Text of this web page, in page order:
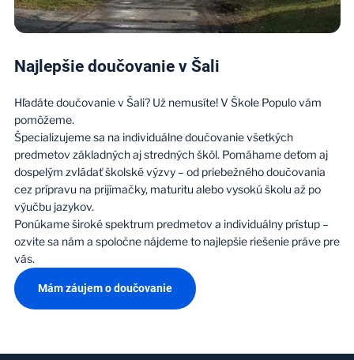
Najlepšie doučovanie v Šali
Hľadáte doučovanie v Šali? Už nemusíte! V Škole Populo vám
pomôžeme.
Špecializujeme sa na individuálne doučovanie všetkých
predmetov základných aj stredných škôl. Pomáhame deťom aj
dospelým zvládať školské výzvy – od priebežného doučovania
cez prípravu na prijímačky, maturitu alebo vysokú školu až po
výučbu jazykov.
Ponúkame široké spektrum predmetov a individuálny prístup –
ozvite sa nám a spoločne nájdeme to najlepšie riešenie práve pre
vás.
Mám záujem o doučovanie